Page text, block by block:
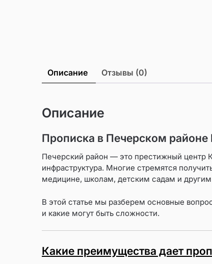
Описание Отзывы (0)
Описание
Прописка в Печерском районе
Печерский район — это престижный центр
инфраструктура. Многие стремятся
медицине, школам, детским садам и
В этой статье мы разберем основные
и какие могут быть сложности.
Какие преимущества дает